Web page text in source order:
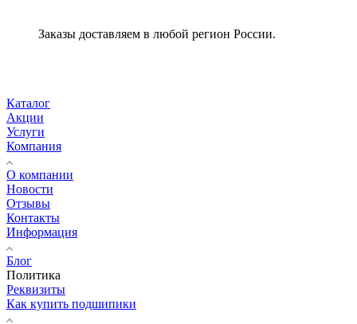
Заказы доставляем в любой регион России.
Каталог
Акции
Услуги
Компания
О компании
Новости
Отзывы
Контакты
Информация
Блог
Политика
Реквизиты
Как купить подшипики